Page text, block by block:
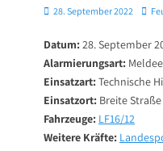
Posted
28. September 2022 Autor
Datum: 28. September
Alarmierungsart:
Einsatzart: Technische
Einsatzort: Breite Straße
Fahrzeuge: LF16/12
Weitere Kräfte: